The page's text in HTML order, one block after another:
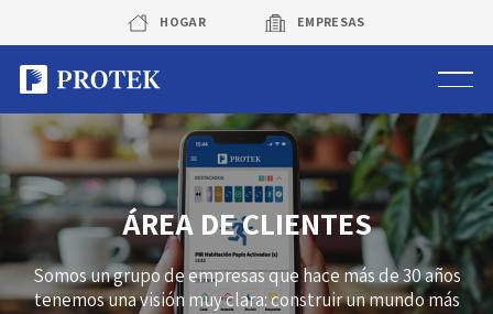
content
HOGAR EMPRESAS
Sistema de alarmas
Sistema de cámaras
Rastreo vehicular GPS
ÁREA DE CLIENTES
Somos un grupo de empresas que hace más de 30 años
tenemos una visión muy clara: construir un mundo más